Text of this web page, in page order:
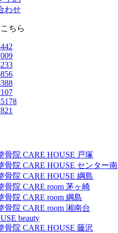
ちら
骨院 CARE HOUSE 戸塚
骨院 CARE HOUSE センター南
骨院 CARE HOUSE 綱島
骨院 CARE room 茅ヶ崎
骨院 CARE room 綱島
骨院 CARE room 湘南台
beauty
骨院 CARE HOUSE 藤沢